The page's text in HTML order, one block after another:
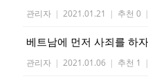
관리자 | 2021.01.21 | 추천 0 |
베트남에 먼저 사죄를 하
관리자 | 2021.01.06 | 추천 1 |